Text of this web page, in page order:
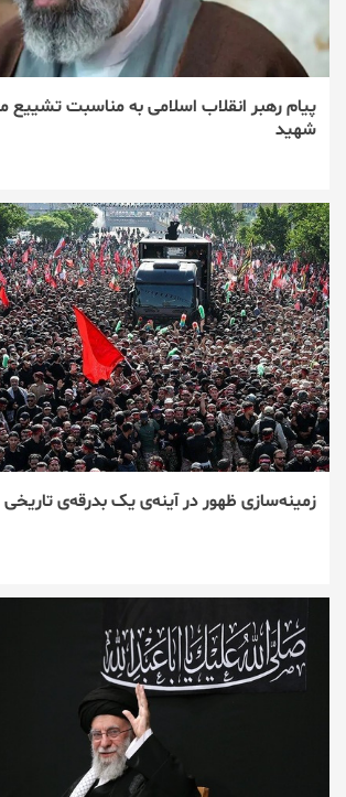
پیام رهبر انقلاب اسلامی به مناسبت تشییع
شهید
زمینه‌سازی ظهور در آینه‌ی یک بدرقه‌ی تاریخی